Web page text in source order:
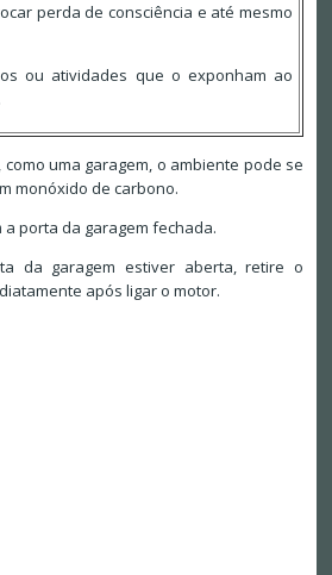
perda de consciência e até mesmo
ou atividades que o exponham ao
uma garagem, o ambiente pode se
monóxido de carbono.
a porta da garagem fechada.
da garagem estiver aberta, retire o
após ligar o motor.